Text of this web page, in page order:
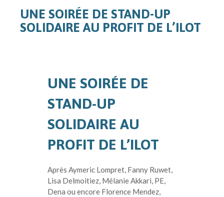
UNE SOIRÉE DE STAND-UP
SOLIDAIRE AU PROFIT DE L’ILOT
UNE SOIRÉE DE
STAND-UP
SOLIDAIRE AU
PROFIT DE L’ILOT
Après Aymeric Lompret, Fanny Ruwet,
Lisa Delmoitiez, Mélanie Akkari, PE,
Dena ou encore Florence Mendez,